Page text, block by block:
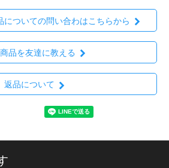
についての問い合わはこちらから
品を友達に教える
返品について